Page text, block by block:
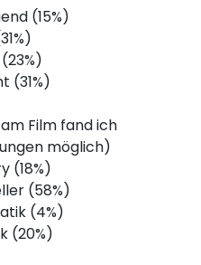
(15%)
(31%)
Film fand ich
möglich)
(18%)
(58%)
(4%)
(20%)